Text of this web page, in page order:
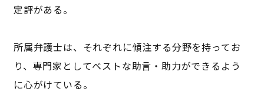
定評がある。
所属弁護士は、それぞれに傾注する分野を持ってお
り、専門家としてベストな助言・助力ができるよう
に心がけている。